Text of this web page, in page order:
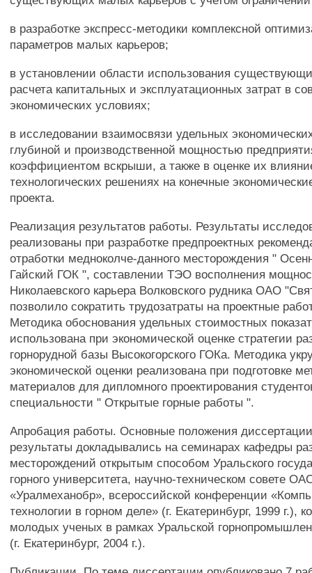
в разработке экспресс-методики комплексной
параметров малых карьеров;
в установлении области использования
расчета капитальных и эксплуатационных затрат в
экономических условиях;
в исследовании взаимосвязи удельных
глубиной и производственной мощностью
коэффициентом вскрыши, а также в оценке их
технологических решениях на конечные
проекта.
Реализация результатов работы. Результаты
реализованы при разработке предпроектных
отработки медноколче-данного месторождения "
Гайский ГОК ", составлении ТЭО восполнения
Николаевского карьера Волковского рудника ОАО
позволило сократить трудозатраты на проектные
Методика обоснования удельных стоимостных
использована при экономической оценке стратегии
горнорудной базы Высокогорского ГОКа. Методика
экономической оценки реализована при подготовке
материалов для дипломного проектирования
специальности " Открытые горные работы ".
Апробация работы. Основные положения
результаты докладывались на семинарах кафедры
месторождений открытым способом Уральского
горного университета, научно-техническом совете
«Уралмеханобр», всероссийской конференции
технологии в горном деле» (г. Екатеринбург, 1999 г.),
молодых ученых в рамках Уральской
(г. Екатеринбург, 2004 г.).